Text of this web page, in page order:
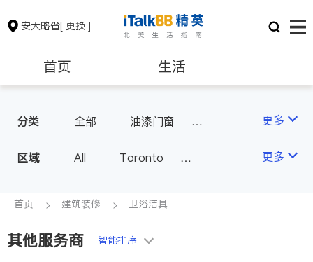
安大略省[ 更换 ]
首页 生活
保险理财 房地产租售
银行贷款 会计师
建筑装修
分类 全部
油漆门窗
地板建材
水电冷暖
更多
区域 All
Toronto
Scarborough
North York
更多
首页 建筑装修 卫浴洁具
其他服务商 智能排序